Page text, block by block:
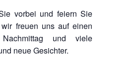
vorbei und feiern Sie
freuen uns auf einen
und viele
neue Gesichter.